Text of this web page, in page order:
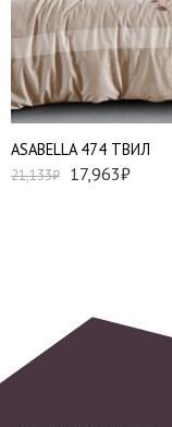
АSABELLA 474 ТВИЛ
21,133₽ 17,963₽
Евро стандарт